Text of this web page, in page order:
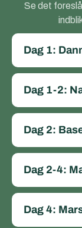
Se det
Dag 1:
Dag 1-2:
Dag 2:
Dag 2-4:
Dag 4: